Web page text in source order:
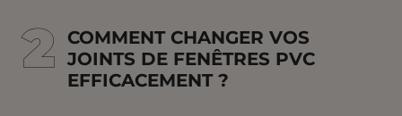
2
2
COMMENT CHANGER VOS
JOINTS DE FENÊTRES PVC
EFFICACEMENT ?